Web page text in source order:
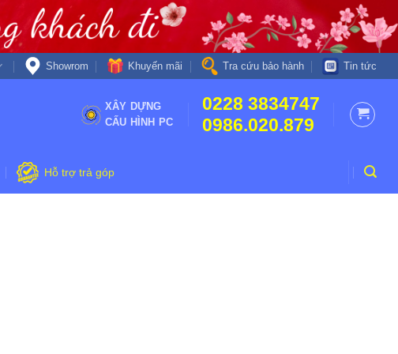
Showrom Khuyến mãi Tra cứu bảo hành Tin tức
XÂY DỰNG
CẤU HÌNH PC
0228 3834747
0986.020.879
Hỗ trợ trả góp